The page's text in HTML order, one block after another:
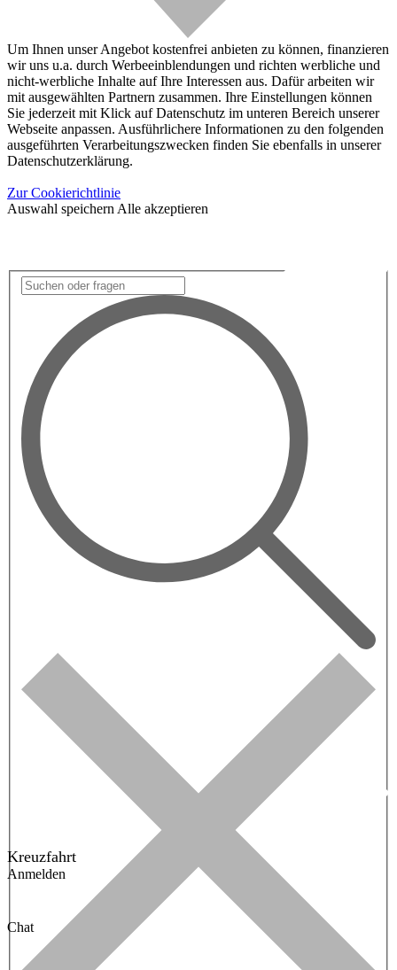
Um Ihnen unser Angebot kostenfrei anbieten zu können, finanzieren
wir uns u.a. durch Werbeeinblendungen und richten werbliche und
nicht-werbliche Inhalte auf Ihre Interessen aus. Dafür arbeiten wir
mit ausgewählten Partnern zusammen. Ihre Einstellungen können
Sie jederzeit mit Klick auf Datenschutz im unteren Bereich unserer
Webseite anpassen. Ausführlichere Informationen zu den folgenden
ausgeführten Verarbeitungszwecken finden Sie ebenfalls in unserer
Datenschutzerklärung.
Zur Cookierichtlinie
Auswahl speichern Alle akzeptieren
Kreuzfahrt
Anmelden
Chat